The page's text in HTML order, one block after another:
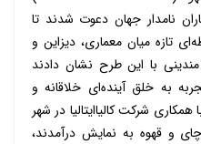
نامدار جهان دعوت شدند تا
تازه میان معماری، دیزاین و
با این طرح نشان دادند
به خلق آینده‌ای خلاقانه و
همکاری شرکت کالیاایتالیا در شهر
و قهوه به نمایش درآمدند،